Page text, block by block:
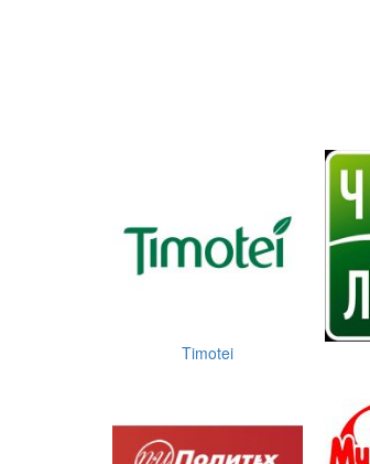
Timotei